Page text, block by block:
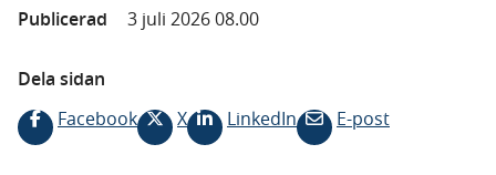
Publicerad
3 juli 2026 08.00
Dela sidan
Facebook
X LinkedIn E-post